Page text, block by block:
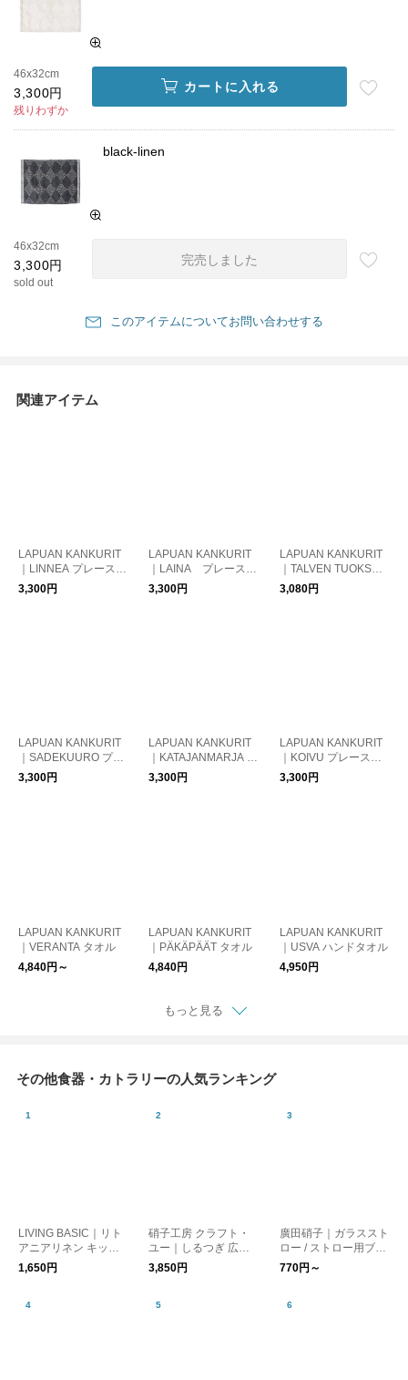
46x32cm
3,300円
残りわずか
カートに入れる
black-linen
46x32cm
3,300円
sold out
完売しました
このアイテムについてお問い合わせする
関連アイテム
LAPUAN KANKURIT
｜LINNEA プレースマ
ット
3,300円
LAPUAN KANKURIT
｜LAINA プレースマ
ット
3,300円
LAPUAN KANKURIT
｜TALVEN TUOKSUT
プレースマット
3,080円
LAPUAN KANKURIT
｜SADEKUURO プレ
ースマット
3,300円
LAPUAN KANKURIT
｜KATAJANMARJA プ
レースマット
3,300円
LAPUAN KANKURIT
｜KOIVU プレースマ
ット
3,300円
LAPUAN KANKURIT
｜VERANTA タオル
4,840円～
LAPUAN KANKURIT
｜PÄKÄPÄÄT タオル
4,840円
LAPUAN KANKURIT
｜USVA ハンドタオル
4,950円
もっと見る
その他食器・カトラリーの人気ランキング
LIVING BASIC｜リト
アニアリネン キッチ
ンクロス 生活雑貨
1,650円
硝子工房 クラフト・
ユー｜しるつぎ 広口
［新生活］
3,850円
廣田硝子｜ガラススト
ロー / ストロー用ブラ
シ［エコ・洗える・マ
イストロー］
770円～